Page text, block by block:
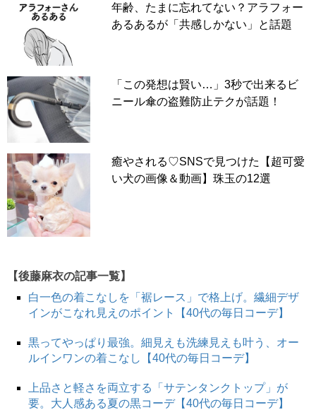
年齢、たまに忘れてない？アラフォー
あるあるが「共感しかない」と話題
「この発想は賢い…」3秒で出来るビ
ニール傘の盗難防止テクが話題！
癒やされる♡SNSで見つけた【超可愛
い犬の画像＆動画】珠玉の12選
【後藤麻衣の記事一覧】
白一色の着こなしを「裾レース」で格上げ。繊細デザ
インがこなれ見えのポイント【40代の毎日コーデ】
黒ってやっぱり最強。細見えも洗練見えも叶う、オー
ルインワンの着こなし【40代の毎日コーデ】
上品さと軽さを両立する「サテンタンクトップ」が
要。大人感ある夏の黒コーデ【40代の毎日コーデ】